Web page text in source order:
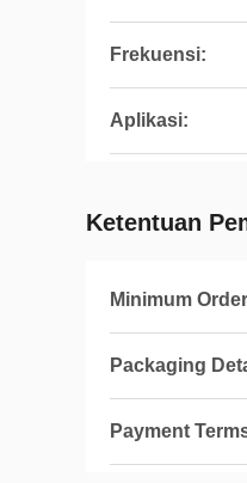
Frekuensi:
Aplikasi:
Ketentuan
Minimum
Packaging
Payment